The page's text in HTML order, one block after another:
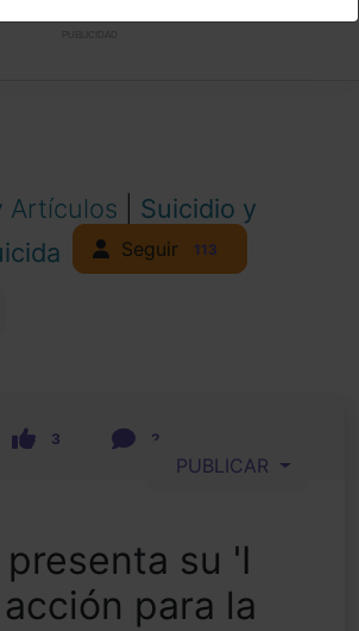
Artículos
Suicidio y
Seguir 113
3 2
PUBLICAR
presenta su 'I
para la